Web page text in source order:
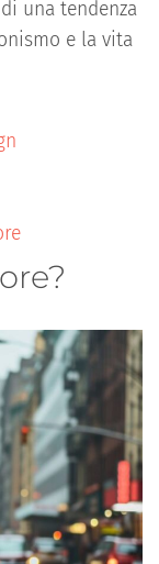
una tendenza
e la vita